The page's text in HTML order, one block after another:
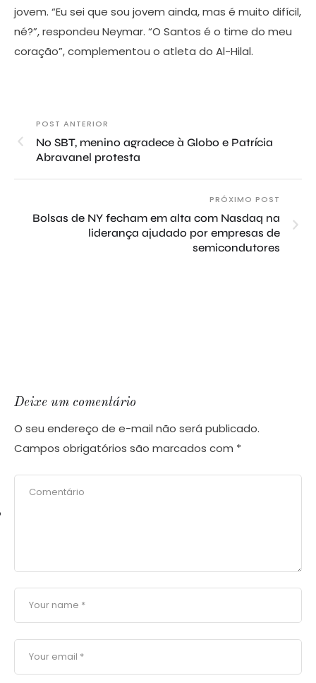
jovem. “Eu sei que sou jovem ainda, mas é muito difícil,
né?”, respondeu Neymar. “O Santos é o time do meu
coração”, complementou o atleta do Al-Hilal.
POST ANTERIOR
No SBT, menino agradece à Globo e Patrícia
Abravanel protesta
PRÓXIMO POST
Bolsas de NY fecham em alta com Nasdaq na
liderança ajudado por empresas de
semicondutores
Deixe um comentário
O seu endereço de e-mail não será publicado.
Campos obrigatórios são marcados com *